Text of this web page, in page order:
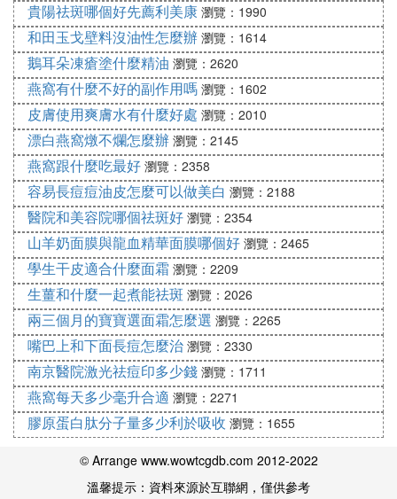
貴陽祛斑哪個好先薦利美康 瀏覽：1990
和田玉戈壁料沒油性怎麼辦 瀏覽：1614
鵝耳朵凍瘡塗什麼精油 瀏覽：2620
燕窩有什麼不好的副作用嗎 瀏覽：1602
皮膚使用爽膚水有什麼好處 瀏覽：2010
漂白燕窩燉不爛怎麼辦 瀏覽：2145
燕窩跟什麼吃最好 瀏覽：2358
容易長痘痘油皮怎麼可以做美白 瀏覽：2188
醫院和美容院哪個祛斑好 瀏覽：2354
山羊奶面膜與龍血精華面膜哪個好 瀏覽：2465
學生干皮適合什麼面霜 瀏覽：2209
生薑和什麼一起煮能祛斑 瀏覽：2026
兩三個月的寶寶選面霜怎麼選 瀏覽：2265
嘴巴上和下面長痘怎麼治 瀏覽：2330
南京醫院激光祛痘印多少錢 瀏覽：1711
燕窩每天多少毫升合適 瀏覽：2271
膠原蛋白肽分子量多少利於吸收 瀏覽：1655
© Arrange www.wowtcgdb.com 2012-2022
溫馨提示：資料來源於互聯網，僅供參考